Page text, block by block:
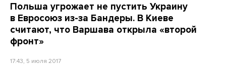
Польша угрожает не пустить Украину
в Евросоюз из-за Бандеры. В Киеве
считают, что Варшава открыла «второй
фронт»
17:43, 5 июля 2017